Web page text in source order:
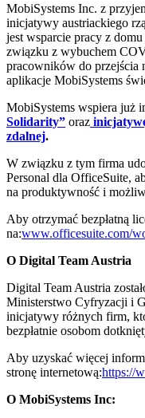
MobiSystems Inc. z
inicjatywy austriackiego
jest wsparcie pracy z
związku z wybuchem
pracowników do przejścia
aplikacje MobiSystems
MobiSystems wspiera już
Solidarity” oraz
zdalnej.
W związku z tym firma
Personal dla OfficeSuite,
na produktywność i
Aby otrzymać bezpłatną
na:www.officesuite.com/
O Digital Team Austria
Digital Team Austria
Ministerstwo Cyfryzacji i
inicjatywy różnych firm,
bezpłatnie osobom
Aby uzyskać więcej
stronę internetową:https://
O MobiSystems Inc: